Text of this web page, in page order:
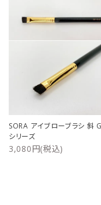
プライバシーポリシー
特定商取引法について
お問い合わせ
SORA アイブローブラシ 斜
シリーズ
3,080円(税込)